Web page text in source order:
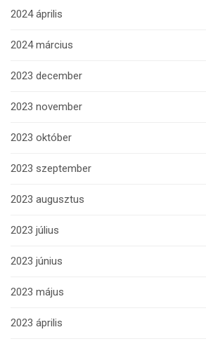
2024 április
2024 március
2023 december
2023 november
2023 október
2023 szeptember
2023 augusztus
2023 július
2023 június
2023 május
2023 április